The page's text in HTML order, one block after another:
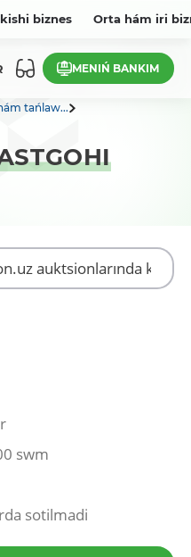
biznes Orta hám iri
MENIŃ BANKIM
tańlaw...
swm
sotilmadi